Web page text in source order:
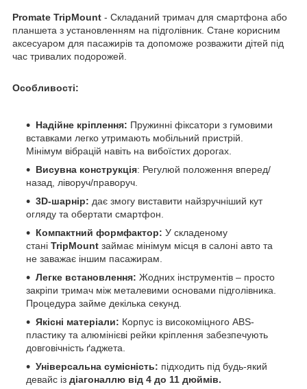
Promate TripMount - Складаний тримач для смартфона або
планшета з установленням на підголівник. Стане корисним
аксесуаром для пасажирів та допоможе розважити дітей під
час тривалих подорожей.
Особливості:
Надійне кріплення: Пружинні фіксатори з гумовими
вставками легко утримають мобільний пристрій.
Мінімум вібрацій навіть на вибоїстих дорогах.
Висувна конструкція: Регулюй положення вперед/
назад, ліворуч/праворуч.
3D-шарнір: дає змогу виставити найзручніший кут
огляду та обертати смартфон.
Компактний формфактор: У складеному
стані TripMount займає мінімум місця в салоні авто та
не заважає іншим пасажирам.
Легке встановлення: Жодних інструментів – просто
закріпи тримач між металевими основами підголівника.
Процедура займе декілька секунд.
Якісні матеріали: Корпус із високоміцного ABS-
пластику та алюмінієві рейки кріплення забезпечують
довговічність ґаджета.
Універсальна сумісність: підходить під будь-який
девайс із діагоналлю від 4 до 11 дюймів.